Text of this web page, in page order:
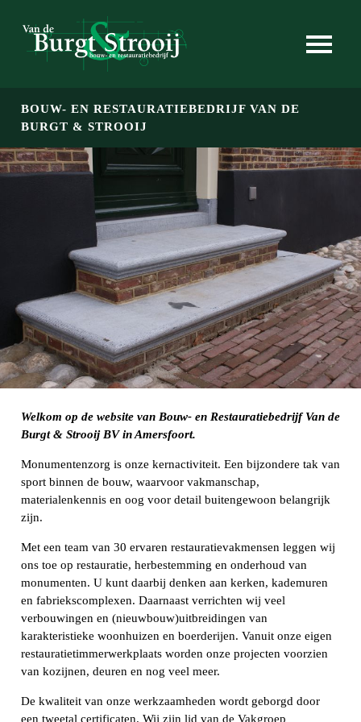
BOUW- EN RESTAURATIEBEDRIJF VAN DE
BURGT & STROOIJ
Welkom op de website van Bouw- en Restauratiebedrijf Van de
Burgt & Strooij BV in Amersfoort.
Monumentenzorg is onze kernactiviteit. Een bijzondere tak van
sport binnen de bouw, waarvoor vakmanschap,
materialenkennis en oog voor detail buitengewoon belangrijk
zijn.
Met een team van 30 ervaren restauratievakmensen leggen wij
ons toe op restauratie, herbestemming en onderhoud van
monumenten. U kunt daarbij denken aan kerken, kademuren
en fabriekscomplexen. Daarnaast verrichten wij veel
verbouwingen en (nieuwbouw)uitbreidingen van
karakteristieke woonhuizen en boerderijen. Vanuit onze eigen
restauratietimmerwerkplaats worden onze projecten voorzien
van kozijnen, deuren en nog veel meer.
De kwaliteit van onze werkzaamheden wordt geborgd door
een tweetal certificaten. Wij zijn lid van de Vakgroep